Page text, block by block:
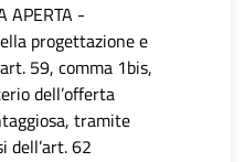
APERTA -
progettazione e
59, comma 1bis,
dell’offerta
tramite
dell’art. 62